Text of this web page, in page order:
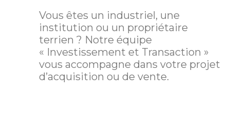
Vous êtes un industriel, une
institution ou un propriétaire
terrien ? Notre équipe
« Investissement et Transaction »
vous accompagne dans votre projet
d’acquisition ou de vente.